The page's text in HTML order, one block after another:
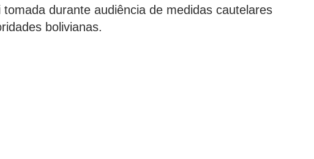
durante audiência de medidas cautelares
bolivianas.